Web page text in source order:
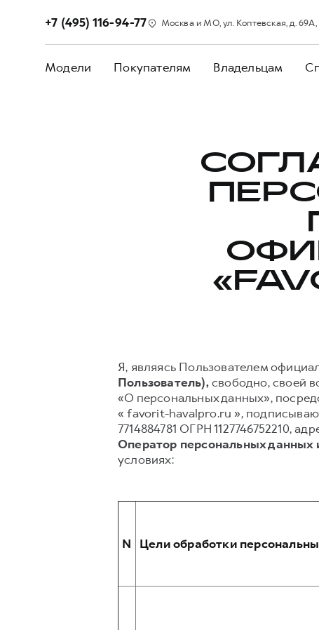
+7 (495) 116-94-77 Москва и МО, ул. Коптевская, д. 69А,
Модели Покупателям Владельцам
Я, являясь Пользователем
Пользователь),свободно, своей
«О персональных данных»,
« favorit-havalpro.ru »,
7714884781 ОГРН 1127746752210,
Оператор персональных
условиях:
N Цели обработки